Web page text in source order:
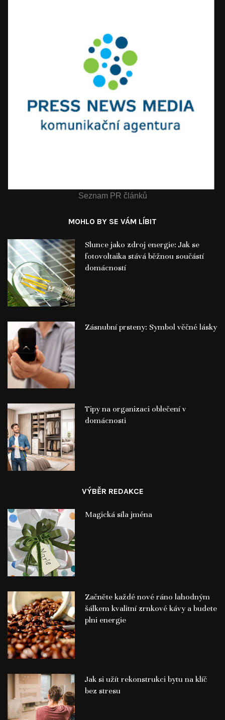
Seznam PR článků
MOHLO BY SE VÁM LÍBIT
Slunce jako zdroj energie: Jak se
fotovoltaika stává běžnou součástí
domácností
Zásnubní prsteny: Symbol věčné lásky
Tipy na organizaci oblečení v
domácnosti
VÝBĚR REDAKCE
Magická síla jména
Začněte každé nové ráno lahodným
šálkem kvalitní zrnkové kávy a budete
plni energie
Jak si užít rekonstrukci bytu na klíč
bez stresu